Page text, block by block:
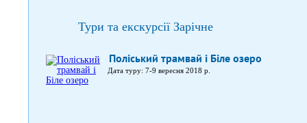
Тури та екскурсії Зарічне
Поліський трамвай і Біле озеро
Дата туру: 7-9 вересня 2018 р.